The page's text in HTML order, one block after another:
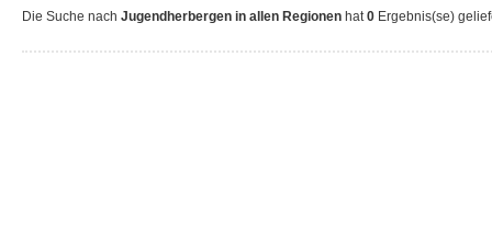
Die Suche nach Jugendherbergen in allen Regionen hat0 Ergebnis(se)